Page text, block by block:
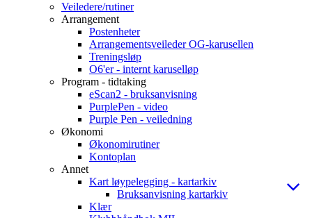
Veiledere/rutiner
Arrangement
Postenheter
Arrangementsveileder OG-karusellen
Treningsløp
O6'er - internt karuselløp
Program - tidtaking
eScan2 - bruksanvisning
PurplePen - video
Purple Pen - veiledning
Økonomi
Økonomirutiner
Kontoplan
Annet
Kart løypelegging - kartarkiv
Bruksanvisning kartarkiv
Klær